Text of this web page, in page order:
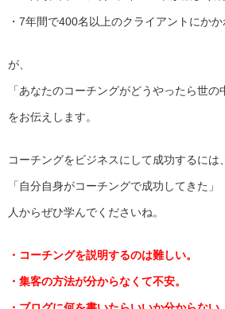
・7年間で400名以上のクライアントにかか
が、
「あなたのコーチングがどうやったら世の
をお伝えします。
コーチングをビジネスにして成功するには、
「自分自身がコーチングで成功してきた」
人からぜひ学んでくださいね。
・コーチングを説明するのは難しい。
・集客の方法が分からなくて不安。